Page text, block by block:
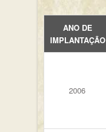
ANO DE
IMPLANTAÇÃO
2006